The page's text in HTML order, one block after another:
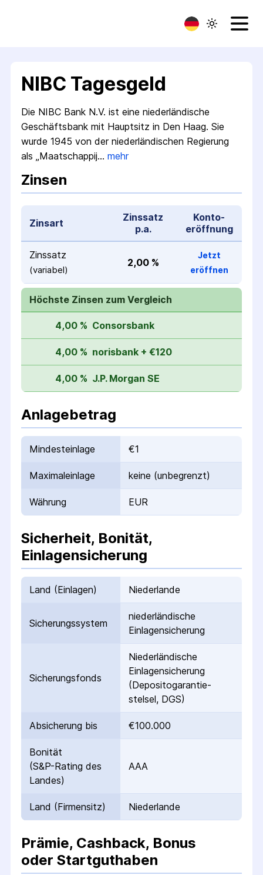
NIBC Tagesgeld
Die NIBC Bank N.V. ist eine niederländische
Geschäfts­bank mit Hauptsitz in Den Haag. Sie
wurde 1945 von der niederländischen Regierung
als „Maatschappij… mehr
Zinsen
Zinsart
Zinssatz
p.a.
Konto­
eröffnung
Zinssatz
(variabel)
2,00 %
Jetzt
eröffnen
Höchste Zinsen zum Vergleich
4,00 % Consorsbank
4,00 % norisbank + €120
4,00 % J.P. Morgan SE
Anlagebetrag
Mindesteinlage €1
Maximaleinlage keine (unbegrenzt)
Währung EUR
Sicherheit, Bonität,
Einlagensicherung
Land (Einlagen) Niederlande
Sicherungs­system
nieder­ländische
Einlagen­sicherung
Sicherungs­fonds
Nieder­ländische
Einlagen­sicherung
(Deposito­garantie­
stelsel, DGS)
Absicherung bis €100.000
Bonität
(S&P-Rating des
Landes)
AAA
Land (Firmensitz) Niederlande
Prämie, Cashback, Bonus
oder Startguthaben